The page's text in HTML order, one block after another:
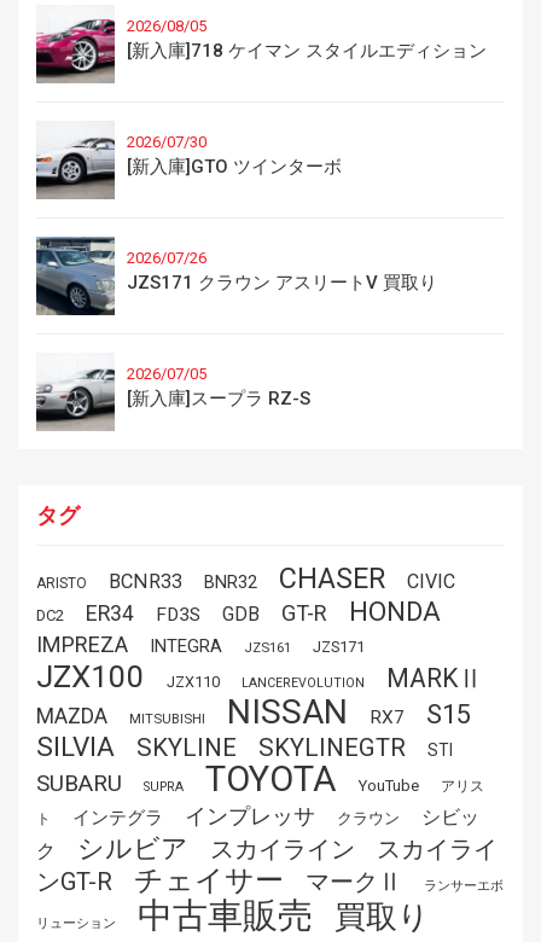
2026/08/05
[新入庫]718 ケイマン スタイルエディション
2026/07/30
[新入庫]GTO ツインターボ
2026/07/26
JZS171 クラウン アスリートV 買取り
2026/07/05
[新入庫]スープラ RZ-S
タグ
ARISTO BCNR33 BNR32 CHASER CIVIC
DC2 ER34 FD3S GDB GT-R HONDA
IMPREZA INTEGRA JZS161 JZS171
JZX100 JZX110 LANCEREVOLUTION MARKⅡ
MAZDA MITSUBISHI NISSAN RX7 S15
SILVIA SKYLINE SKYLINEGTR STI
SUBARU SUPRA TOYOTA YouTube
アリス
ト
インテグラ インプレッサ クラウン
シビッ
ク
シルビア スカイライン
スカイライ
ンGT-R
チェイサー マークⅡ ランサーエボ
リューション 中古車販売 買取り